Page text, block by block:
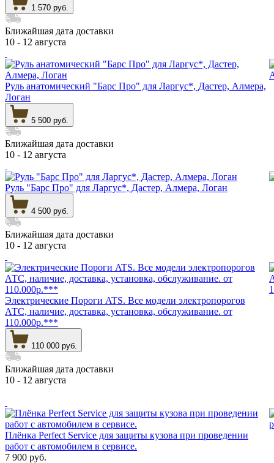
1 570 руб.
Ближайшая дата доставки
10 - 12 августа
Руль анатомический "Барс Про" для Ларгус*, Дастер, Алмера,
Логан
5 500 руб.
Ближайшая дата доставки
10 - 12 августа
Руль "Барс Про" для Ларгус*, Дастер, Алмера, Логан
4 500 руб.
Ближайшая дата доставки
10 - 12 августа
Электрические Пороги ATS. Все модели электропорогов
АТС, наличие, доставка, установка, обслуживание. от
110.000р.***
110 000 руб.
Ближайшая дата доставки
10 - 12 августа
Плёнка Perfect Service для защиты кузова при проведении
работ с автомобилем в сервисе.
7 900 руб.